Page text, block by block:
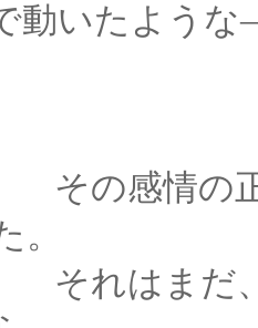
動いたよう
正体が何
。
、生まれ